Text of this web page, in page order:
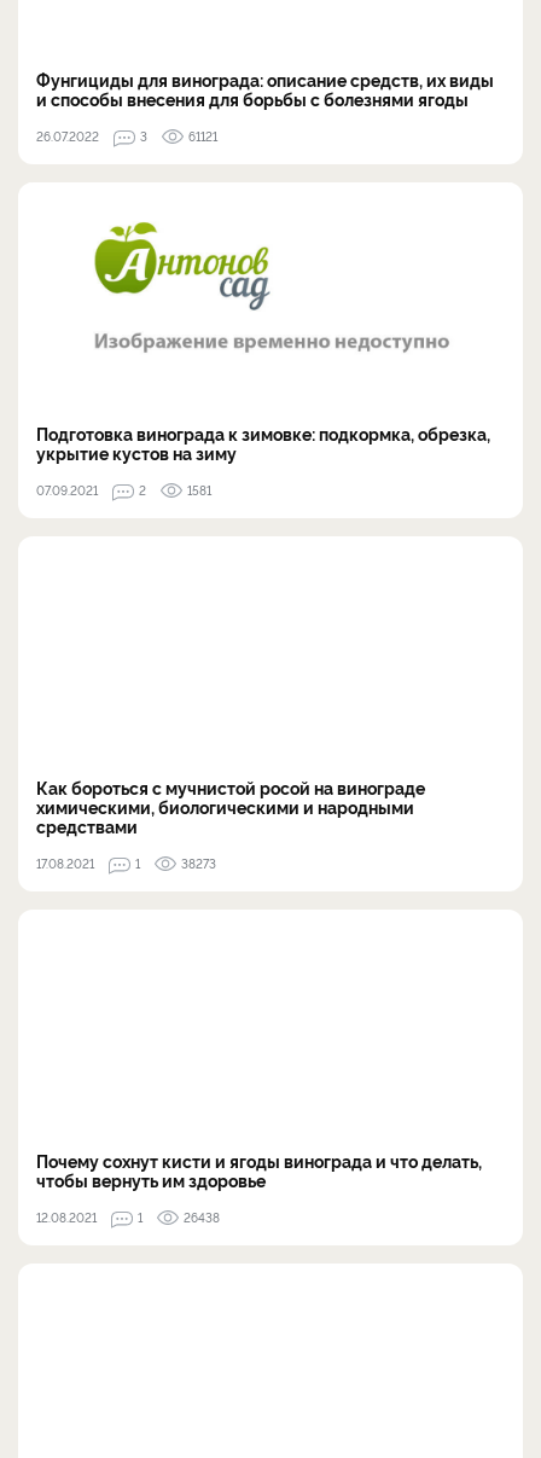
Фунгициды для винограда: описание средств, их виды
и способы внесения для борьбы с болезнями ягоды
26.07.2022 3 61121
Подготовка винограда к зимовке: подкормка, обрезка,
укрытие кустов на зиму
07.09.2021 2 1581
Как бороться с мучнистой росой на винограде
химическими, биологическими и народными
средствами
17.08.2021 1 38273
Почему сохнут кисти и ягоды винограда и что делать,
чтобы вернуть им здоровье
12.08.2021 1 26438